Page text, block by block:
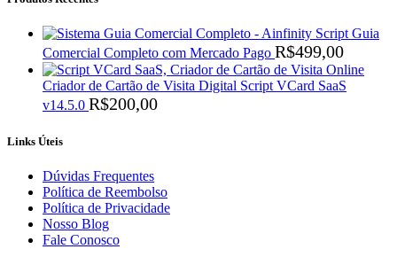
Script Guia
Comercial Completo com Mercado Pago R$499,00
Criador de Cartão de Visita Digital Script VCard SaaS
v14.5.0 R$200,00
Links Úteis
Dúvidas Frequentes
Política de Reembolso
Política de Privacidade
Nosso Blog
Fale Conosco